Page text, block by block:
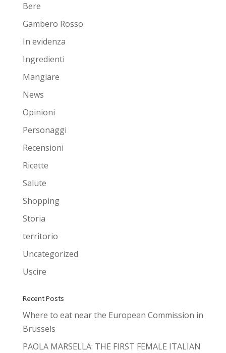
Bere
Gambero Rosso
In evidenza
Ingredienti
Mangiare
News
Opinioni
Personaggi
Recensioni
Ricette
Salute
Shopping
Storia
territorio
Uncategorized
Uscire
Recent Posts
Where to eat near the European Commission in
Brussels
PAOLA MARSELLA: THE FIRST FEMALE ITALIAN